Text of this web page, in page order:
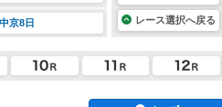
京8日 レース選択へ戻る